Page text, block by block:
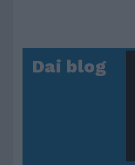
Dai blog